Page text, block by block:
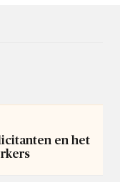
en het